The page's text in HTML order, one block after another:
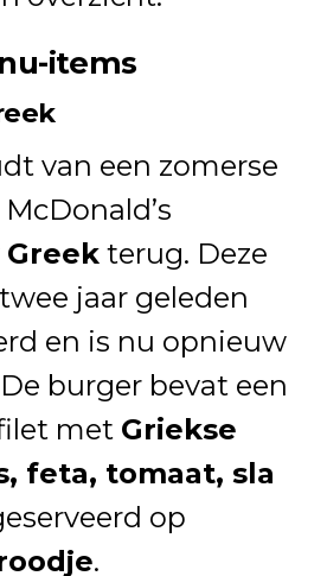
items
van een zomerse
Greekterug. Deze
jaar geleden
en is nu opnieuw
burger bevat een
met Griekse
feta, tomaat, sla
op
.